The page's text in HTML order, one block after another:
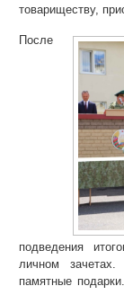
товариществу,
После
подведения
личном
памятные